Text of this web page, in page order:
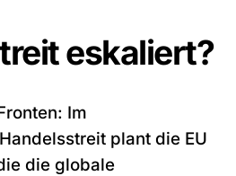
eskaliert?
Im
plant die EU
die globale